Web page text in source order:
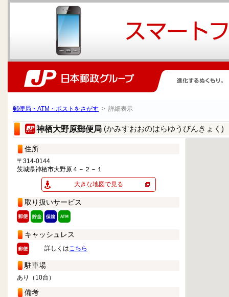
郵便局・ATM・ポストをさがす > 詳細表示
神栖大野原郵便局 (かみすおおのはらゆうびんきょく)
住所
〒314-0144
茨城県神栖市大野原４－２－１
大きな地図で見る
取り扱いサービス
キャッシュレス
詳しくはこちら
駐車場
あり（10台）
備考